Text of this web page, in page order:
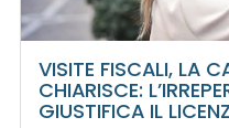
VISITE FISCALI, LA
CHIARISCE:
GIUSTIFICA IL